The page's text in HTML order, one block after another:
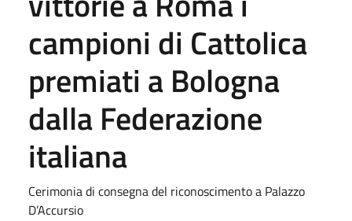
campioni di Cattolica
premiati a Bologna
dalla Federazione
italiana
Cerimonia di consegna del riconoscimento a Palazzo
D’Accursio